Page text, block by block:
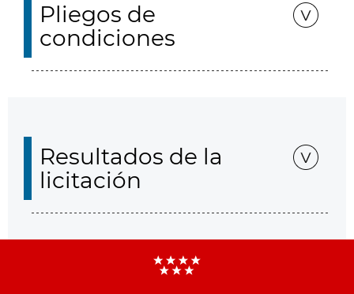
Pliegos de
condiciones
Resultados de la
licitación